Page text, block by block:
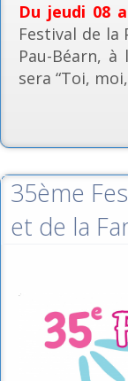
Du jeudi 08
Festival de la
Pau-Béarn,
sera “Toi,
35ème
et de la